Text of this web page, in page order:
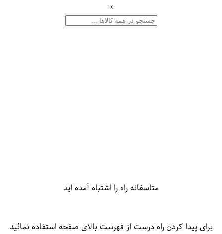
×
متاسفانه راه را اشتباه آمده اید
برای پیدا کردن راه درست از فهرست بالای صفحه استفاده نمائید